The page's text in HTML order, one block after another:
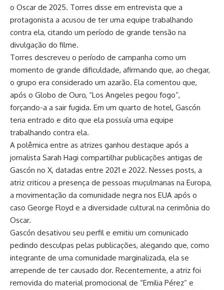
o Oscar de 2025. Torres disse em entrevista que a
protagonista a acusou de ter uma equipe trabalhando
contra ela, citando um período de grande tensão na
divulgação do filme.
Torres descreveu o período de campanha como um
momento de grande dificuldade, afirmando que, ao chegar,
o grupo era considerado um azarão. Ela comentou que,
após o Globo de Ouro, “Los Angeles pegou fogo”,
forçando-a a sair fugida. Em um quarto de hotel, Gascón
teria entrado e dito que ela possuía uma equipe
trabalhando contra ela.
A polêmica entre as atrizes ganhou destaque após a
jornalista Sarah Hagi compartilhar publicações antigas de
Gascón no X, datadas entre 2021 e 2022. Nesses posts, a
atriz criticou a presença de pessoas muçulmanas na Europa,
a movimentação da comunidade negra nos EUA após o
caso George Floyd e a diversidade cultural na cerimônia do
Oscar.
Gascón desativou seu perfil e emitiu um comunicado
pedindo desculpas pelas publicações, alegando que, como
integrante de uma comunidade marginalizada, ela se
arrepende de ter causado dor. Recentemente, a atriz foi
removida do material promocional de “Emilia Pérez” e